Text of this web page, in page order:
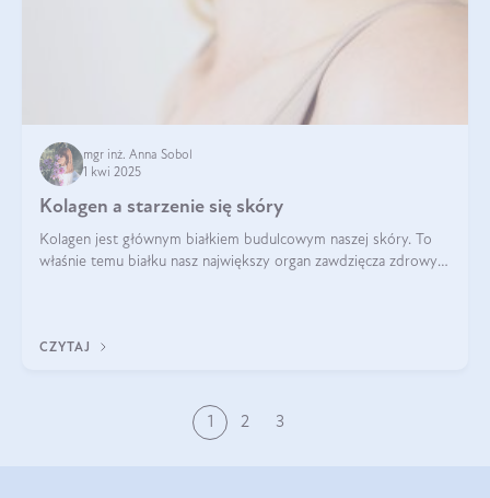
mgr inż. Anna Sobol
1 kwi 2025
Kolagen a starzenie się skóry
Kolagen jest głównym białkiem budulcowym naszej skóry. To
właśnie temu białku nasz największy organ zawdzięcza zdrowy
CZYTAJ
1 2 3